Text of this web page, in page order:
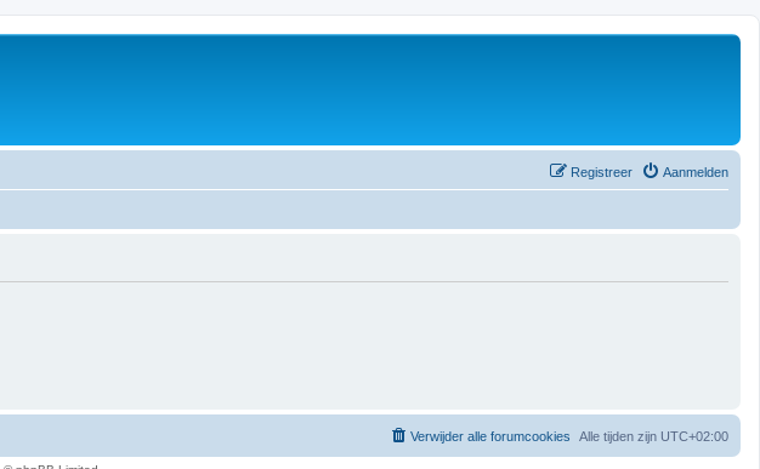
Aanmelden
Registreer
Alle tijden zijn UTC+02:00
Verwijder alle forumcookies